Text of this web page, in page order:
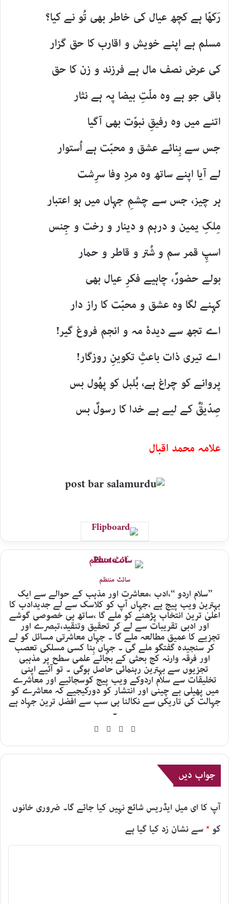
رَکھّا ہے کچھ عیال کی خاطر بھی تُو نے کیا؟
مسلم ہے اپنے خویش و اقارب کا حق گزار
کی عرض نصف مال ہے فرزند و زن کا حق
باقی جو ہے وہ ملّتِ بیضا پہ ہے نثار
اتنے میں وہ رفیقِ نبوّت بھی آگیا
جس سے بِنائے عشق و محبّت ہے اُستوار
لے آیا اپنے ساتھ وہ مردِ وفا سرِشت
ہر چیز، جس سے چشمِ جہاں میں ہو اعتبار
مِلکِ یمین و درہم و دینار و رخت و جِنس
اسپِ قمر سم و شُتر و قاطر و حمار
بولے حضورؐ، چاہیے فکرِ عیال بھی
کہنے لگا وہ عشق و محبّت کا راز دار
اے تجھ سے دیدۂ مہ و انجم فروغ گیر!
اے تیری ذات باعثِ تکوینِ روزگار!
پروانے کو چراغ ہے، بُلبل کو پھُول بس
صِدّیقؓ کے لیے ہے خدا کا رسولؐ بس
علامہ محمد اقبال
سائٹ منتظم
’’سلام اردو ‘‘،ادب ،معاشرت اور مذہب کے حوالے سے ایک
بہترین ویب پیج ہے ،جہاں آپ کو کلاسک سے لے جدیدادب کا
اعلیٰ ترین انتخاب پڑھنے کو ملے گا ،ساتھ ہی خصوصی گوشے
اور ادبی تقریبات سے لے کر تحقیق وتنقید،تبصرے اور
تجزیے کا عمیق مطالعہ ملے گا ۔ جہاں معاشرتی مسائل کو لے
کر سنجیدہ گفتگو ملے گی ۔ جہاں بِنا کسی مسلکی تعصب
اور فرقہ وارنہ کج بحثی کے بجائے علمی سطح پر مذہبی
تجزیوں سے بہترین رہنمائی حاصل ہوگی ۔ تو آئیے اپنی
تخلیقات سے سلام اردوکے ویب پیج کوسجائیے اور معاشرے
میں پھیلی بے چینی اور انتشار کو دورکیجیے کہ معاشرے کو
جہالت کی تاریکی سے نکالنا ہی سب سے افضل ترین جہاد ہے
۔
Website
Facebook
X
جواب دیں
آپ کا ای میل ایڈریس شائع نہیں کیا جائے گا۔ ضروری خانوں
کو *سے نشان زد کیا گیا ہے